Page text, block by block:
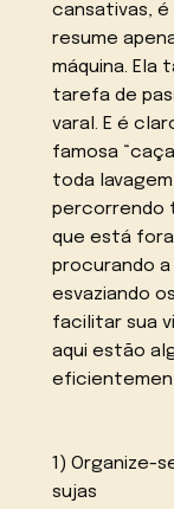
cansativas,
resume
máquina. Ela
tarefa de
varal. E é
famosa
toda
percorrendo
que está fora
procurando a
esvaziando
facilitar sua
aqui estão
1) Organize-
sujas